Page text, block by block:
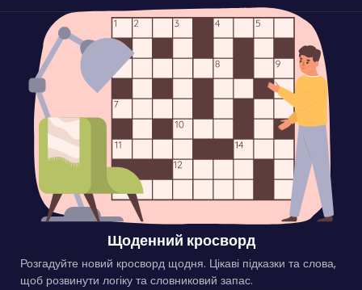
Щоденний кросворд
Розгадуйте новий кросворд щодня. Цікаві підказки та слова,
щоб розвинути логіку та словниковий запас.